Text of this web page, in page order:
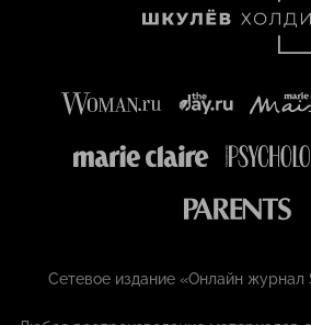
Сетевое издание «Онлайн журнал